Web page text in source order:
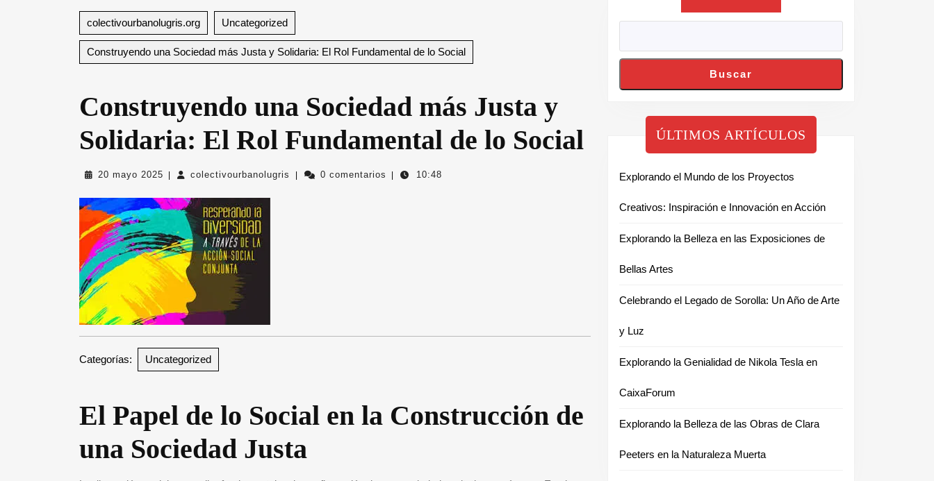
colectivourbanolugris.org Uncategorized
Construyendo una Sociedad más Justa y Solidaria: El Rol Fundamental de lo Social
Construyendo una Sociedad más Justa y
Solidaria: El Rol Fundamental de lo Social
20 mayo 2025 20
2025
colectivourbanolugris colectivourbanolugris
0 comentarios 10:48
Categorías: Uncategorized
El Papel de lo Social en la Construcción de
una Sociedad Justa
Buscar
ÚLTIMOS ARTÍCULOS
Explorando el Mundo de los Proyectos
Creativos: Inspiración e Innovación en Acción
Explorando la Belleza en las Exposiciones de
Bellas Artes
Celebrando el Legado de Sorolla: Un Año de Arte
y Luz
Explorando la Genialidad de Nikola Tesla en
CaixaForum
Explorando la Belleza de las Obras de Clara
Peeters en la Naturaleza Muerta